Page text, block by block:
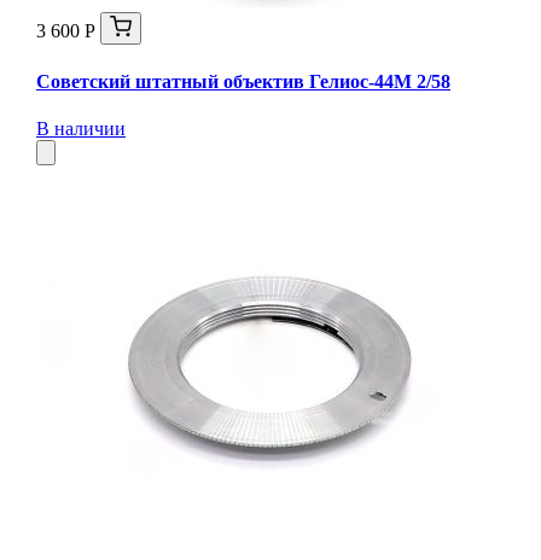
3 600 Р
Советский штатный объектив Гелиос-44М 2/58
В наличии